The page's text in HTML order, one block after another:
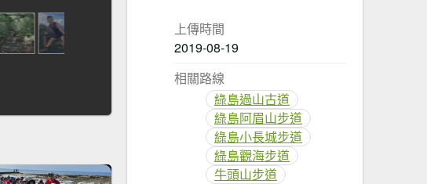
上傳時間
2019-08-19
相關路線
綠島過山古道
綠島阿眉山步道
綠島小長城步道
綠島觀海步道
牛頭山步道